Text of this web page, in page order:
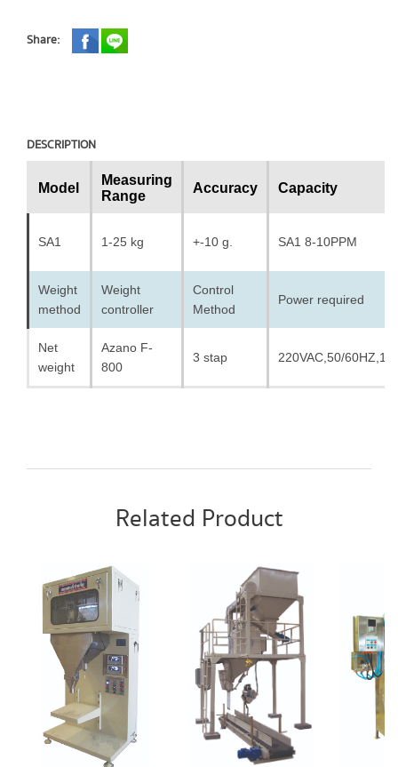
Share:
DESCRIPTION
Model
Measuring
Range
Accuracy Capacity
SA1 1-25 kg +-10 g. SA1 8-10PPM
Weight
method
Weight
controller
Control
Method
Power required
Net
weight
Azano F-
800
3 stap 220VAC,50/
Related Product